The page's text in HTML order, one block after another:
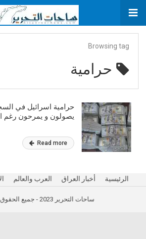
Browsing tag
حرامية
حرامية اسرائيل في
يصولون و يمرحون رغم
Read more
الرئيسية أخبار العراق العرب والعالم
ساحات التحرير 2023 - جميع الحقوق محفوظة